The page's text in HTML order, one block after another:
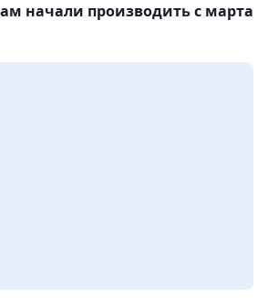
начали производить с марта